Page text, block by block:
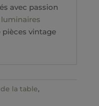
avec passion
pièces vintage
la table,